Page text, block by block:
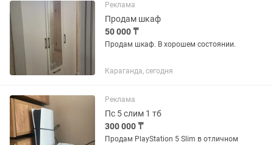
Реклама
Продам шкаф
50 000 ₸
Продам шкаф. В хорошем состоянии.
Караганда, сегодня
Реклама
Пс 5 слим 1 тб
300 000 ₸
Продам PlayStation 5 Slim в отличном